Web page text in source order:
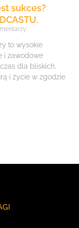
sukces?
to wysokie
i zawodowe
dla bliskich,
i życie w zgodzie